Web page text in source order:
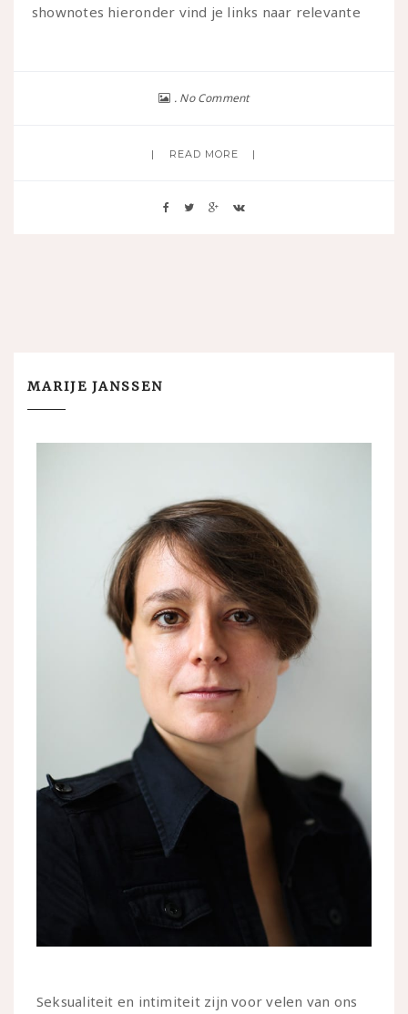
shownotes hieronder vind je links naar relevante
No Comment
READ MORE
MARIJE JANSSEN
Seksualiteit en intimiteit zijn voor velen van ons